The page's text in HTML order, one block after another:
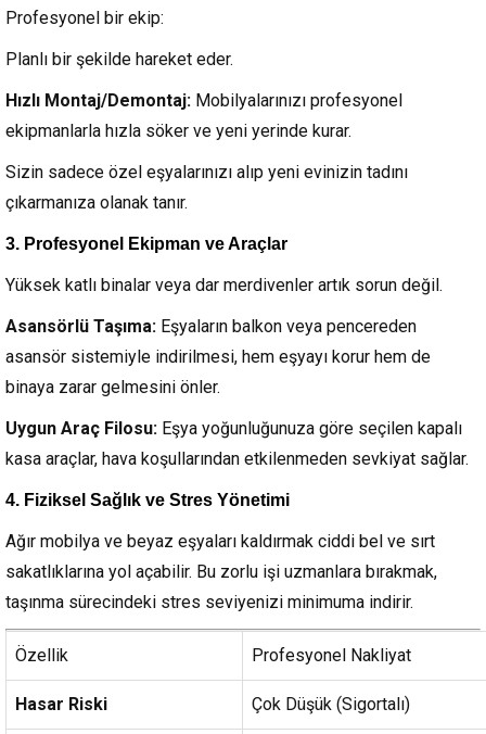
Profesyonel bir ekip:
Planlı bir şekilde hareket eder.
Hızlı Montaj/Demontaj: Mobilyalarınızı profesyonel
ekipmanlarla hızla söker ve yeni yerinde kurar.
Sizin sadece özel eşyalarınızı alıp yeni evinizin tadını
çıkarmanıza olanak tanır.
3. Profesyonel Ekipman ve Araçlar
Yüksek katlı binalar veya dar merdivenler artık sorun değil.
Asansörlü Taşıma: Eşyaların balkon veya pencereden
asansör sistemiyle indirilmesi, hem eşyayı korur hem de
binaya zarar gelmesini önler.
Uygun Araç Filosu: Eşya yoğunluğunuza göre seçilen kapalı
kasa araçlar, hava koşullarından etkilenmeden sevkiyat sağlar.
4. Fiziksel Sağlık ve Stres Yönetimi
Ağır mobilya ve beyaz eşyaları kaldırmak ciddi bel ve sırt
sakatlıklarına yol açabilir. Bu zorlu işi uzmanlara bırakmak,
taşınma sürecindeki stres seviyenizi minimuma indirir.
Özellik Profesyonel Nakliyat
Hasar Riski Çok Düşük (Sigortalı)